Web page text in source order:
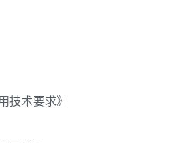
技术要求》